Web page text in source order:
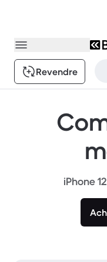
Revendre
iPhone